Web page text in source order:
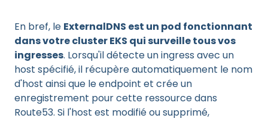
En bref, le ExternalDNS est un pod fonctionnant
dans votre cluster EKS qui surveille tous vos
ingresses. Lorsqu'il détecte un ingress avec un
host spécifié, il récupère automatiquement le nom
d'host ainsi que le endpoint et crée un
enregistrement pour cette ressource dans
Route53. Si l'host est modifié ou supprimé,